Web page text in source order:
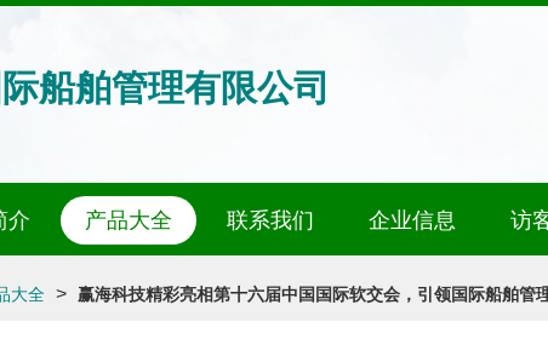
船舶管理有限公司
介 产品大全 联系我们 企业信息 访
大全 > 赢海科技精彩亮相第十六届中国国际软交会，引领国际船舶管